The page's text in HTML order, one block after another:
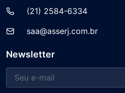
(21) 2584-6334
saa@asserj.com.br
Newsletter